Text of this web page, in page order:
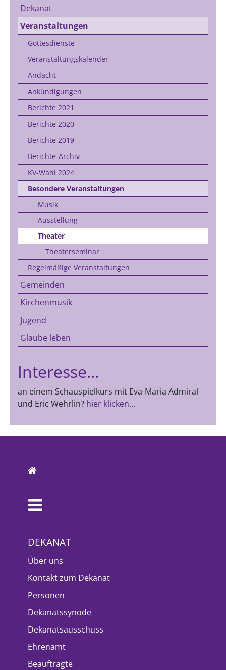
Dekanat
Veranstaltungen
Gottesdienste
Veranstaltungskalender
Andacht
Ankündigungen
Berichte 2021
Berichte 2020
Berichte 2019
Berichte-Archiv
KV-Wahl 2024
Besondere Veranstaltungen
Musik
Ausstellung
Theater
Theaterseminar
Regelmäßige Veranstaltungen
Gemeinden
Kirchenmusik
Jugend
Glaube leben
Interesse...
an einem Schauspielkurs mit Eva-Maria Admiral
und Eric Wehrlin? hier klicken...
DEKANAT
Über uns
Kontakt zum Dekanat
Personen
Dekanatssynode
Dekanatsausschuss
Ehrenamt
Beauftragte